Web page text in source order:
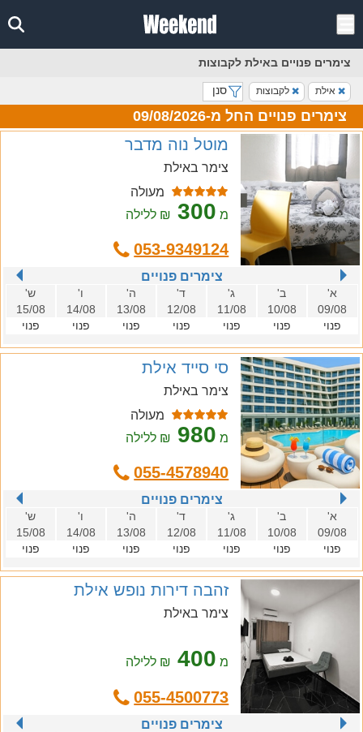
צימרים פנויים באילת לקבוצות
אילת לקבוצות סנן
צימרים פנויים החל מ-09/08/2026
מוטל נוה מדבר
צימר באילת
מעולה
מ 300₪ ללילה
053-9349124
צימרים פנויים
א'
09/08
פנוי
ב'
10/08
פנוי
ג'
11/08
פנוי
ד'
12/08
פנוי
ה'
13/08
פנוי
ו'
14/08
פנוי
ש'
15/08
פנוי
סי סייד אילת
צימר באילת
מעולה
מ 980 ₪ ללילה
055-4578940
צימרים פנויים
א'
09/08
פנוי
ב'
10/08
פנוי
ג'
11/08
פנוי
ד'
12/08
פנוי
ה'
13/08
פנוי
ו'
14/08
פנוי
ש'
15/08
פנוי
זהבה דירות נופש אילת
צימר באילת
מ 400₪ ללילה
055-4500773
צימרים פנויים